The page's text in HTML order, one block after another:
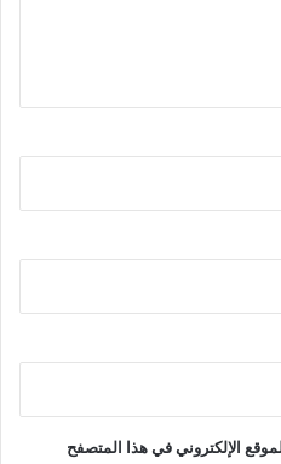
الإلكتروني في هذا المتصفح